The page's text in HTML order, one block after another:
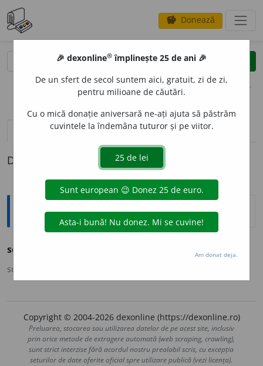
savings Donează
clear
opțiuni
definiții (1) pronunțievolume_up (50)
Definiția cu ID-ul 1137278:
Ortografice DOOM
semn
sursa:
Copyright © 2004-2026 dexonline (https://dexonline.ro)
Preluarea, stocarea sau utilizarea datelor de pe acest site, inclusiv
prin orice metode de extragere automată (web scraping, crawling),
sunt strict interzise fără acordul nostru prealabil scris, cu excepția
seturilor de date oferite oficial spre utilizare publică (vezi licența).
🎉 dexonline® împlinește 25 de ani 🎉
De un sfert de secol suntem aici, gratuit, zi de zi,
pentru milioane de căutări.
Cu o mică donație aniversară ne-ați ajuta să păstrăm
cuvintele la îndemâna tuturor și pe viitor.
Am donat deja.